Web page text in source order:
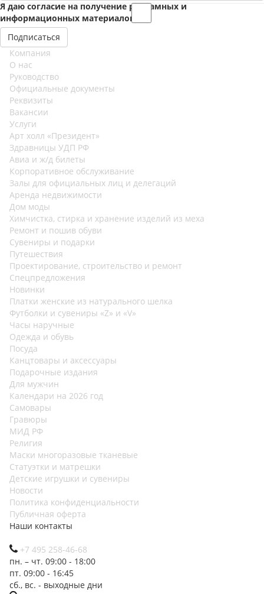
Я даю согласие на получение рекламных и
информационных материалов
Компания
О нас
Руководство
Официальные документы
Реквизиты
Вакансии
Услуги
Арт холл «Президент»
Здравницы УДП РФ
Авиа и ж/д билеты
Корпоративное обслуживание
Залы для официальных лиц и делегаций
Аренда недвижимости
Дом моды
Химчистка, стирка и хранение изделий из меха
Ремонт и пошив обуви
Сувениры и подарки
Путешествия
Проектирование, строительство и ремонт
Спецпредложения
Новинки
Платки женские из натурального шелка
Футболки и сувениры «Z» и «V»
Часы наручные
Одежда и обувь
Посуда
Канцтовары и аксессуары
Подарочные издания
Для мужчин
Календари на 2026 год
Самовары
Гравюры
МИД РФ
Религия
Маски многоразовые тканевые
Статуэтки и матрешки
Детские игрушки и сувениры
Новости
Политика конфиденциальности
Публичная оферта
Наши контакты
+7 495 258-46-68
пн. – чт. 09:00 - 18:00
пт. 09:00 - 16:45
сб., вс. - выходные дни